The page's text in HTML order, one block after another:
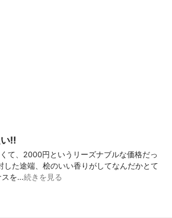
‼︎
て、2000円というリーズナブルな価格だっ
した途端、桧のいい香りがしてなんだかとて
スを…続きを見る